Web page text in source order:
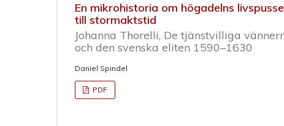
En mikrohistoria om högadelns
till stormaktstid
Johanna Thorelli, De tjänstvilliga
och den svenska eliten 1590–1630
Daniel Spindel
PDF